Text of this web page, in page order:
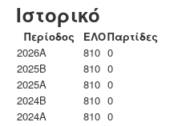
Ιστορικό
Περίοδος ΕΛΟΠαρτίδες
2026A
810 0
2025B
810 0
2025A
810 0
2024B
810 0
2024A
810 0